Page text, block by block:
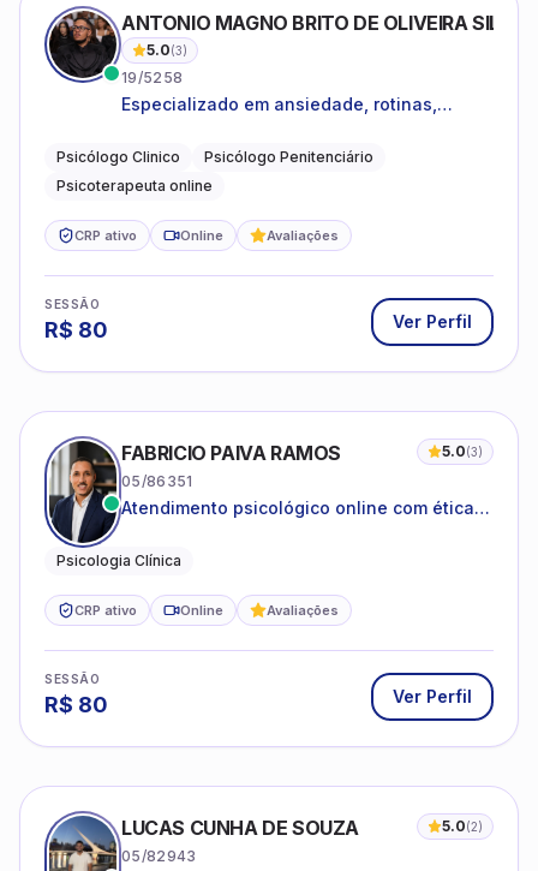
ANTONIO MAGNO BRITO DE OLIVEIRA SILVA
5.0(3)
19/5258
Especializado em ansiedade, rotinas,
familiares e questões comportamentais.
Psicólogo Clinico
Psicólogo Penitenciário
Psicoterapeuta online
CRP ativo Online Avaliações
SESSÃO
R$ 80 Ver Perfil
FABRICIO PAIVA RAMOS 5.0(3)
05/86351
Atendimento psicológico online com ética,
Psicologia Clínica
CRP ativo Online Avaliações
SESSÃO
R$ 80 Ver Perfil
LUCAS CUNHA DE SOUZA 5.0(2)
05/82943